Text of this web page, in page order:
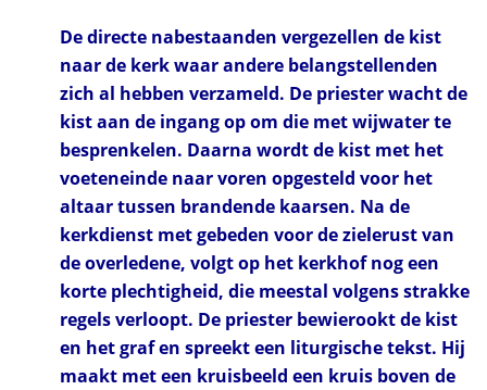
De directe nabestaanden vergezellen de kist
naar de kerk waar andere belangstellenden
zich al hebben verzameld. De priester wacht de
kist aan de ingang op om die met wijwater te
besprenkelen. Daarna wordt de kist met het
voeteneinde naar voren opgesteld voor het
altaar tussen brandende kaarsen. Na de
kerkdienst met gebeden voor de zielerust van
de overledene, volgt op het kerkhof nog een
korte plechtigheid, die meestal volgens strakke
regels verloopt. De priester bewierookt de kist
en het graf en spreekt een liturgische tekst. Hij
maakt met een kruisbeeld een kruis boven de